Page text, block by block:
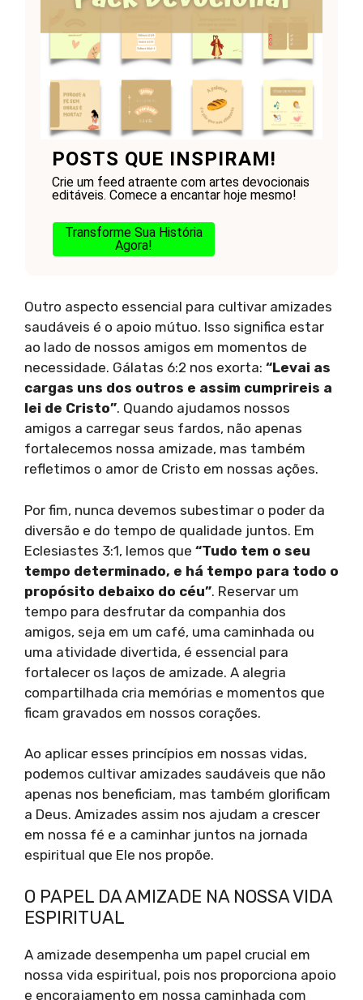
POSTS QUE INSPIRAM!
Crie um feed atraente com artes devocionais
editáveis. Comece a encantar hoje mesmo!
Transforme Sua História
Agora!
Outro aspecto essencial para cultivar amizades
saudáveis é o apoio mútuo. Isso significa estar
ao lado de nossos amigos em momentos de
necessidade. Gálatas 6:2 nos exorta: “Levai as
cargas uns dos outros e assim cumprireis a
lei de Cristo”. Quando ajudamos nossos
amigos a carregar seus fardos, não apenas
fortalecemos nossa amizade, mas também
refletimos o amor de Cristo em nossas ações.
Por fim, nunca devemos subestimar o poder da
diversão e do tempo de qualidade juntos. Em
Eclesiastes 3:1, lemos que “Tudo tem o seu
tempo determinado, e há tempo para todo o
propósito debaixo do céu”. Reservar um
tempo para desfrutar da companhia dos
amigos, seja em um café, uma caminhada ou
uma atividade divertida, é essencial para
fortalecer os laços de amizade. A alegria
compartilhada cria memórias e momentos que
ficam gravados em nossos corações.
Ao aplicar esses princípios em nossas vidas,
podemos cultivar amizades saudáveis que não
apenas nos beneficiam, mas também glorificam
a Deus. Amizades assim nos ajudam a crescer
em nossa fé e a caminhar juntos na jornada
espiritual que Ele nos propõe.
O PAPEL DA AMIZADE NA NOSSA VIDA
ESPIRITUAL
A amizade desempenha um papel crucial em
nossa vida espiritual, pois nos proporciona apoio
e encorajamento em nossa caminhada com